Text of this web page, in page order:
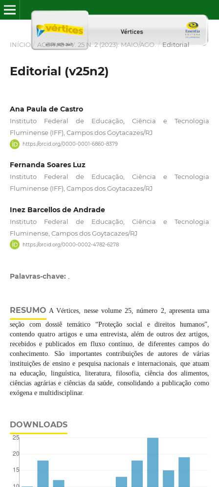
INÍCIO / ACERVO / V. 25 N. 2 (2023): MAIO/AGO. / Editorial
Editorial (v25n2)
Ana Paula de Castro
Instituto Federal de Educação, Ciência e Tecnologia
Fluminense (IFF), Campos dos Goytacazes/RJ
https://orcid.org/0000-0001-6860-8379
Fernanda Soares Luz
Instituto Federal de Educação, Ciência e Tecnologia
Fluminense (IFF), Campos dos Goytacazes/RJ
Inez Barcellos de Andrade
Instituto Federal de Educação, Ciência e Tecnologia
Fluminense, Campos dos Goytacazes/RJ
https://orcid.org/0000-0002-4782-6278
Palavras-chave: .
RESUMO A Vértices, nesse volume 25, número 2, apresenta uma
seção com dossiê temático “Proteção social e direitos humanos”,
contendo quatro artigos e uma entrevista, além de outros dez artigos,
recebidos e publicados em fluxo contínuo, de diferentes campos do
conhecimento. São importantes contribuições de autores de várias
instituições de ensino e pesquisa nacionais e internacionais, que atuam
na educação, linguística, literatura, filosofia, ciência dos alimentos,
ciências agrárias e ciências da saúde, consolidando a publicação como
exógena e multidisciplinar.
DOWNLOADS